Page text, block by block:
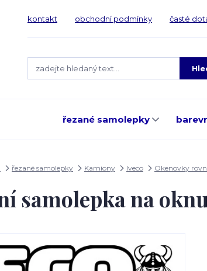
kontakt obchodní podmínky časté
řezané samolepky
řezané samolepky Kamiony Iveco Okenovky
samolepka na